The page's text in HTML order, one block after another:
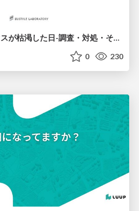
php-fpmのプロセスが枯渇した日-調査・対処・そして本当にやるべきだったこと-
0 230